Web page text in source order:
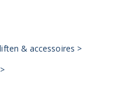
& accessoires >